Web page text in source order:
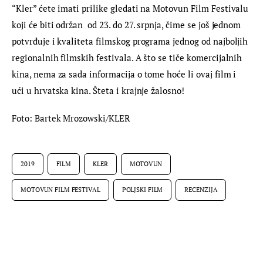
“Kler” ćete imati prilike gledati na Motovun Film Festivalu
koji će biti održan  od 23. do 27. srpnja, čime se još jednom
potvrđuje i kvaliteta filmskog programa jednog od najboljih
regionalnih filmskih festivala. A što se tiče komercijalnih
kina, nema za sada informacija o tome hoće li ovaj film i
ući u hrvatska kina. Šteta i krajnje žalosno!
Foto: Bartek Mrozowski/KLER
2019 FILM KLER MOTOVUN
MOTOVUN FILM FESTIVAL POLJSKI FILM RECENZIJA